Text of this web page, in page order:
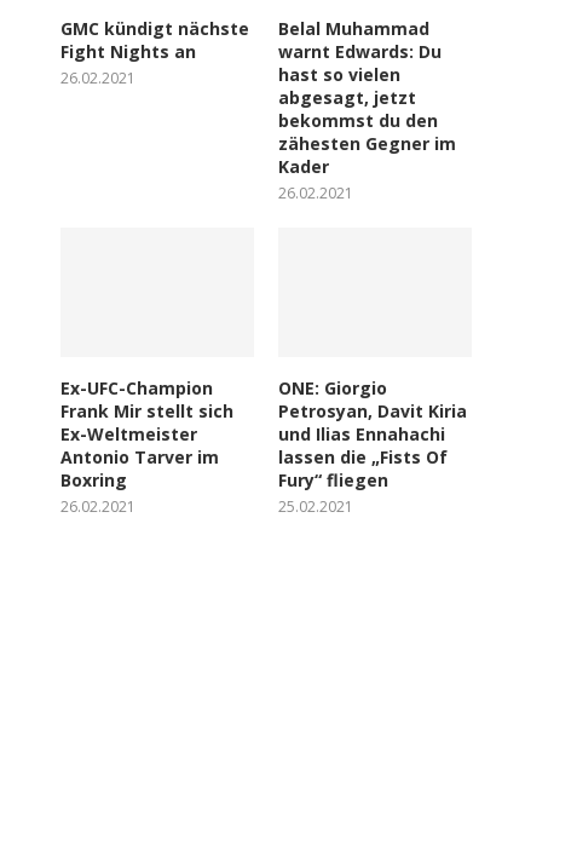
GMC kündigt nächste
Fight Nights an
26.02.2021
Belal Muhammad
warnt Edwards: Du
hast so vielen
abgesagt, jetzt
bekommst du den
zähesten Gegner im
Kader
26.02.2021
Ex-UFC-Champion
Frank Mir stellt sich
Ex-Weltmeister
Antonio Tarver im
Boxring
26.02.2021
ONE: Giorgio
Petrosyan, Davit Kiria
und Ilias Ennahachi
lassen die „Fists Of
Fury“ fliegen
25.02.2021